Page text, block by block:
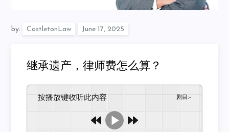
by: CastletonLaw
继承遗产，律师费怎么算？
按播放键收听此内容 剧目 :-